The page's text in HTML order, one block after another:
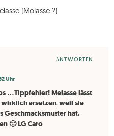
(Molasse ?)
Uhr
…Tippfehler! Melasse lässt
ersetzen, weil sie
Geschmacksmuster hat.
🙂 LG Caro
ANTWORTEN